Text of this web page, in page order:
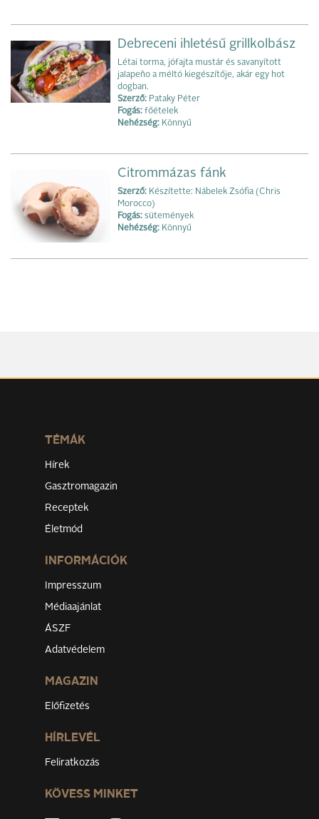
Debreceni ihletésű grillkolbász
Létai torma, jófajta mustár és savanyított
jalapeño a méltó kiegészítője, akár egy hot
dogban.
Szerző: Pataky Péter
Fogás: főételek
Nehézség: Könnyű
Citrommázas fánk
Szerző: Készítette: Nábelek Zsófia (Chris
Morocco)
Fogás: sütemények
Nehézség: Könnyű
TÉMÁK
Hírek
Gasztromagazin
Receptek
Életmód
INFORMÁCIÓK
Impresszum
Médiaajánlat
ÁSZF
Adatvédelem
MAGAZIN
Előfizetés
HÍRLEVÉL
Feliratkozás
KÖVESS MINKET